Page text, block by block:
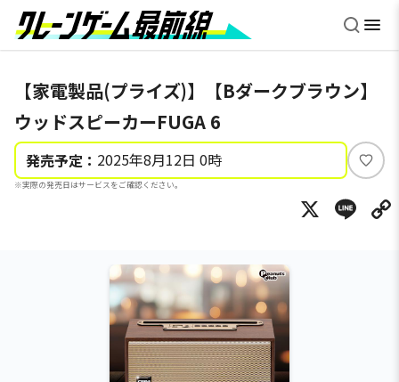
【家電製品(プライズ)】【Bダークブラウン】
ウッドスピーカーFUGA 6
発売予定： 2025年8月12日 0時
※実際の発売日はサービスをご確認ください。
い
ね
X